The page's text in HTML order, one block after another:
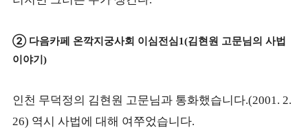
② 다음카페 온깍지궁사회 이심전심1(김현원 고문님의 사법
이야기)
인천 무덕정의 김현원 고문님과 통화했습니다.(2001. 2.
26) 역시 사법에 대해 여쭈었습니다.